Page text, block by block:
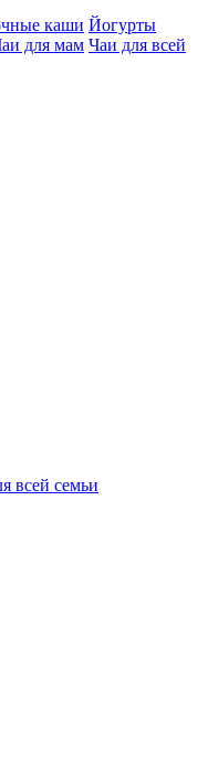
каши Йогурты
для мам Чаи для всей
всей семьи